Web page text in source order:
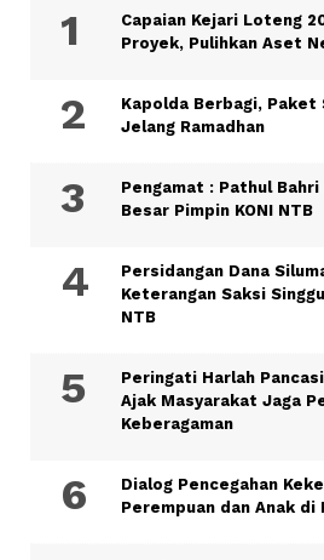
Capaian Kejari Loteng
Proyek, Pulihkan Aset
Kapolda Berbagi, Paket
Jelang Ramadhan
Pengamat : Pathul
Besar Pimpin KONI NTB
Persidangan Dana
Keterangan Saksi
NTB
Peringati Harlah
Ajak Masyarakat Jaga
Keberagaman
Dialog Pencegahan
Perempuan dan Anak di